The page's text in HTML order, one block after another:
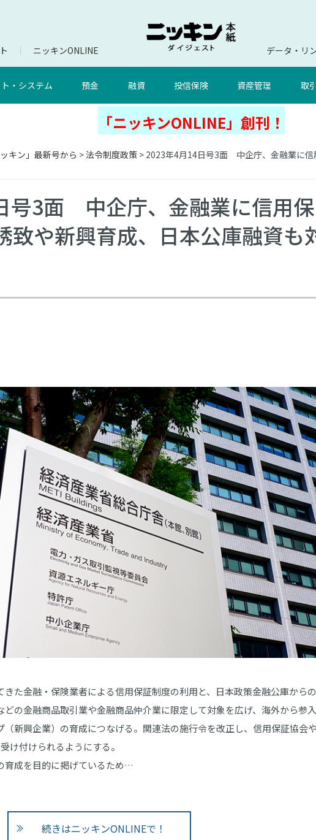
ニッキンONLINE データ・リ
・システム 預金 融資 投信保険 資産管理 取
「ニッキンONLINE」創刊！
ッキン」最新号から >法令制度政策 > 2023年4月14日号3面 中企庁、金融業に
号3面 中企庁、金融業に信用保
致や新興育成、日本公庫融資も
た金融・保険業者による信用保証制度の利用と、日本政策金融公庫から
どの金融商品取引業や金融商品仲介業に限定して対象を広げ、海外から参
新興企業）の育成につなげる。関連法の施行令を改正し、信用保証協会
け付けられるようにする。
成を目的に掲げているため…
続きはニッキンONLINEで！